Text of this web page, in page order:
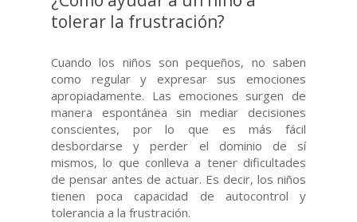
tolerar la frustración?
Cuando los niños son pequeños, no saben
como regular y expresar sus emociones
apropiadamente. Las emociones surgen de
manera espontánea sin mediar decisiones
conscientes, por lo que es más fácil
desbordarse y perder el dominio de sí
mismos, lo que conlleva a tener dificultades
de pensar antes de actuar. Es decir, los niños
tienen poca capacidad de autocontrol y
tolerancia a la frustración.